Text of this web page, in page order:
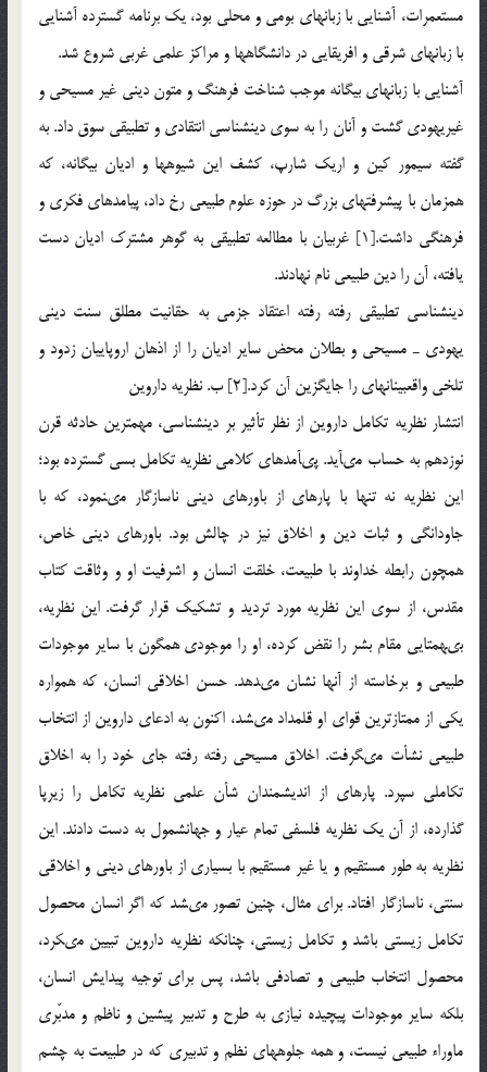
مستعمرات، آشنايى با زبان‏هاى بومى و محلى بود، يك برنامه گسترده آشنايى
با زبان‏هاى شرقى و افريقايى در دانشگاه‏ها و مراكز علمى غربى شروع شد.
آشنايى با زبان‏هاى بيگانه موجب شناخت فرهنگ و متون دينى غير مسيحى و
غيريهودى گشت و آنان را به سوى دين‏شناسى انتقادى و تطبيقى سوق داد. به
گفته سيمور كين و اريك شارپ، كشف اين شيوه‏ها و اديان بيگانه، كه
هم‏زمان با پيشرفت‏هاى بزرگ در حوزه علوم طبيعى رخ داد، پيامدهاى فكرى و
فرهنگى داشت.[1] غربيان با مطالعه تطبيقى به گوهر مشترك اديان دست
يافته، آن را دين طبيعى نام نهادند.
دين‏شناسى تطبيقى رفته رفته اعتقاد جزمى به حقانيت مطلق سنت دينى
يهودى ـ مسيحى و بطلان محض ساير اديان را از اذهان اروپاييان زدود و
تلخى واقع‏بينانه‏اى را جايگزين آن كرد.[2] ب. نظريه داروين
انتشار نظريه تكامل داروين از نظر تأثير بر دين‏شناسى، مهم‏ترين حادثه قرن
نوزدهم به حساب مى‏آيد. پى‏آمدهاى كلامى نظريه تكامل بسى گسترده بود؛
اين نظريه نه تنها با پاره‏اى از باورهاى دينى ناسازگار مى‏نمود، كه با
جاودانگى و ثبات دين و اخلاق نيز در چالش بود. باورهاى دينى خاص،
همچون رابطه خداوند با طبيعت، خلقت انسان و اشرفيت او و وثاقت كتاب
مقدس، از سوى اين نظريه مورد ترديد و تشكيك قرار گرفت. اين نظريه،
بى‏همتايى مقام بشر را نقض كرده، او را موجودى همگون با ساير موجودات
طبيعى و برخاسته از آن‏ها نشان مى‏دهد. حسن اخلاقى انسان، كه همواره
يكى از ممتازترين قواى او قلمداد مى‏شد، اكنون به ادعاى داروين از انتخاب
طبيعى نشأت مى‏گرفت. اخلاق مسيحى رفته رفته جاى خود را به اخلاق
تكاملى سپرد. پاره‏اى از انديشمندان شأن علمى نظريه تكامل را زيرپا
گذارده، از آن يك نظريه فلسفى تمام عيار و جهان‏شمول به دست دادند. اين
نظريه به طور مستقيم و يا غير مستقيم با بسيارى از باورهاى دينى و اخلاقى
سنتى، ناسازگار افتاد. براى مثال، چنين تصور مى‏شد كه اگر انسان محصول
تكامل زيستى باشد و تكامل زيستى، چنان‏كه نظريه داروين تبيين مى‏كرد،
محصول انتخاب طبيعى و تصادفى باشد، پس براى توجيه پيدايش انسان،
بلكه ساير موجودات پيچيده نيازى به طرح و تدبير پيشين و ناظم و مدبّرى
ماوراء طبيعى نيست، و همه جلوه‏هاى نظم و تدبيرى كه در طبيعت به چشم